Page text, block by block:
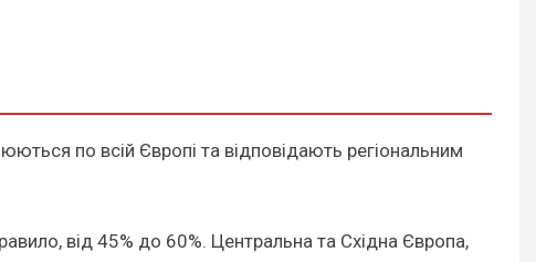
по всій Європі та відповідають регіональним
від 45% до 60%. Центральна та Східна Європа,